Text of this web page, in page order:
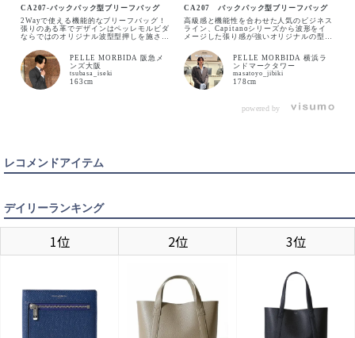
カートに入れる
CA207-バックパック型ブリーフバッグ
2Wayで使える機能的なブリーフバッグ！
張りのある革でデザインはペッレモルビダ
ならではのオリジナル波型型押しを施され
PELLE MORBIDA 阪急メ
ンズ大阪
tsubasa_iseki
163cm
CA207 バックパック型ブリーフバッグ
高級感と機能性を合わせた人気のビジネス
ライン、Capitanoシリーズから波形をイ
メージした張り感が強いオリジナルの型押
での快適さは勿論の事、突然の場面ではバ
ッグパックをブリーフバッグに仕様変更可
能な所はきっと力強い相棒になってくれま
すよ！
PELLE MORBIDA 横浜ラ
ンドマークタワー
masatoyo_jibiki
178cm
powered by
レコメンドアイテム
デイリーランキング
1位 2位 3位